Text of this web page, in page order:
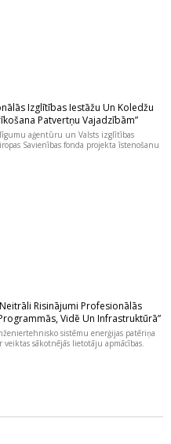
Izglītības Iestāžu Un Koledžu
Patvertņu Vajadzībām”
aģentūru un Valsts izglītības
Savienības fonda projekta īstenošanu
Risinājumi Profesionālās
Vidē Un Infrastruktūrā”
sistēmu enerģijas patēriņa
sākotnējās lietotāju apmācības.